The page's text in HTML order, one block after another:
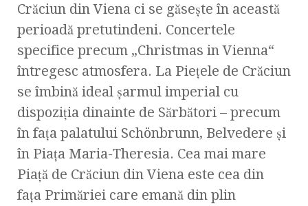
Crăciun din Viena ci se găseşte în această
perioadă pretutindeni. Concertele
specifice precum „Christmas in Vienna“
întregesc atmosfera. La Pieţele de Crăciun
se îmbină ideal şarmul imperial cu
dispoziţia dinainte de Sărbători – precum
în faţa palatului Schönbrunn, Belvedere şi
în Piaţa Maria-Theresia. Cea mai mare
Piaţă de Crăciun din Viena este cea din
faţa Primăriei care emană din plin